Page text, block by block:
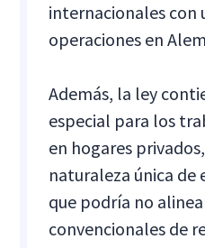
internacionales con
operaciones en
Además, la ley
especial para los
en hogares
naturaleza única
que podría no
convencionales de